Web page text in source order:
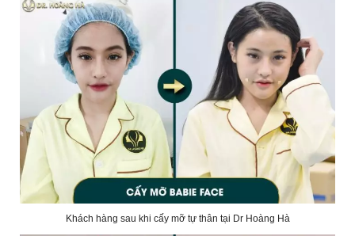
Khách hàng sau khi cấy mỡ tự thân tại Dr Hoàng Hà